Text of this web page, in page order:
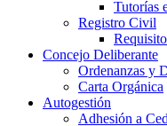
Tutorías
Registro Civil
Concejo Deliberante
Ordenanzas y
Carta Orgánica
Autogestión
Adhesión a